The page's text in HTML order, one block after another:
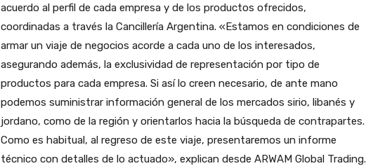
acuerdo al perfil de cada empresa y de los productos ofrecidos,
coordinadas a través la Cancillería Argentina. «Estamos en condiciones de
armar un viaje de negocios acorde a cada uno de los interesados,
asegurando además, la exclusividad de representación por tipo de
productos para cada empresa. Si así lo creen necesario, de ante mano
podemos suministrar información general de los mercados sirio, libanés y
jordano, como de la región y orientarlos hacia la búsqueda de contrapartes.
Como es habitual, al regreso de este viaje, presentaremos un informe
técnico con detalles de lo actuado», explican desde ARWAM Global Trading.